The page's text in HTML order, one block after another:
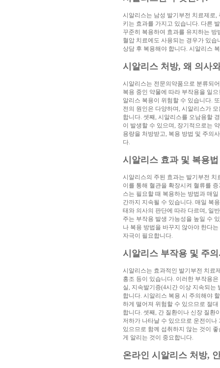
구
입
시
알
리
스
코
뉴
스 비
아
센
링
크
매
24
신
제
사
이
무
만
어
플 우
즐
브
시알리스는 남성 발기부전 치료제로,
키는 효과를 가지고 있습니다. 다른
꾸준히 복용하여 효과를 유지하는
혈압 치료에도 사용되는 경우가 있
상담 후 복용해야 합니다. 시알리스
시알리스 처방, 왜 의사
시알리스는 전문의약품으로 분류되
복용 중인 약물에 따라 부작용을 일
알리스 복용이 위험할 수 있습니다.
전의 원인은 다양하며, 시알리스가
합니다. 셋째, 시알리스를 오남용할
이 발생할 수 있으며, 장기적으로는
용량을 처방받고, 복용 방법 및 주의
다.
시알리스 효과 및 복용
시알리스의 주된 효과는 발기부전 치
이를 통해 혈관을 확장시켜 혈류를
스는 필요할 때 복용하는 방법과 매
간까지 지속될 수 있습니다. 매일 복
태와 의사의 판단에 따라 다르며, 일
주는 부작용 발생 가능성을 높일 수
나 복용 방법을 바꾸지 않아야 한다
자극이 필요합니다.
시알리스 부작용 및 주
시알리스는 효과적인 발기부전 치료
홍조 등이 있습니다. 이러한 부작용
실, 지속발기증(4시간 이상 지속되는
합니다. 시알리스 복용 시 주의해야
하게 떨어져 위험할 수 있으므로 절
합니다. 셋째, 간 질환이나 신장 질환
저하가 나타날 수 있으므로 운전이
있으므로 함께 섭취하지 않는 것이
게 알리는 것이 중요합니다.
온라인 시알리스 처방,